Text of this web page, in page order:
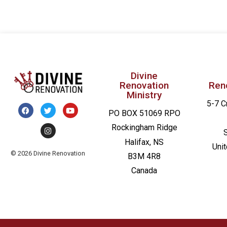
© 2026 Divine Renovation
Divine
Renovation
Ministry
PO BOX 51069 RPO
Rockingham Ridge
Halifax, NS
B3M 4R8
Canada
5-7